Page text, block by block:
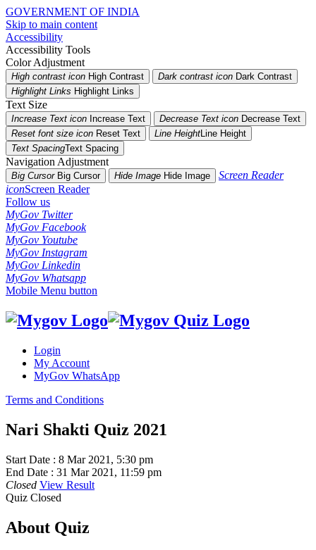
GOVERNMENT OF INDIA
Skip to main content
Accessibility
Accessibility Tools
Color Adjustment
High contrast icon High Contrast Dark contrast icon Dark Contrast
Highlight Links Highlight Links
Text Size
Increase Text icon Increase Text Decrease Text icon Decrease Text
Reset font size icon Reset Text Line HeightLine Height
Text SpacingText Spacing
Navigation Adjustment
Big CursorBig Cursor Hide Image Hide Image
Screen Reader
iconScreen Reader
Follow us
MyGov Twitter
MyGov Facebook
MyGov Youtube
MyGov Instagram
MyGov Linkedin
MyGov Whatsapp
Mobile Menu button
Login
My Account
MyGov WhatsApp
Terms and Conditions
Nari Shakti Quiz 2021
Start Date : 8 Mar 2021, 5:30 pm
End Date : 31 Mar 2021, 11:59 pm
Closed View Result
Quiz Closed
About Quiz